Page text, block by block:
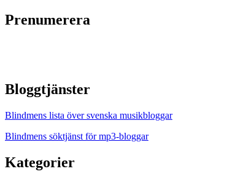
Prenumerera
Bloggtjänster
Blindmens lista över svenska musikbloggar
Blindmens söktjänst för mp3-bloggar
Kategorier